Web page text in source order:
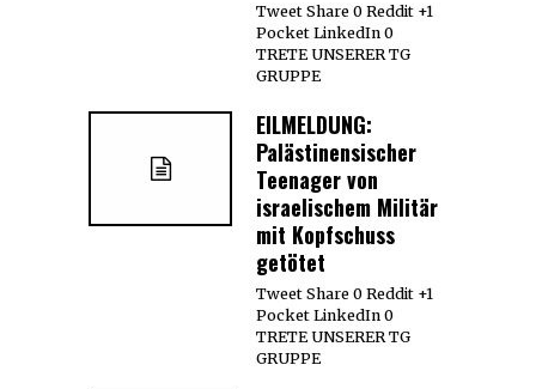
Tweet Share 0 Reddit +1
Pocket LinkedIn 0
TRETE UNSERER TG
GRUPPE
EILMELDUNG:
Palästinensischer
Teenager von
israelischem Militär
mit Kopfschuss
getötet
Tweet Share 0 Reddit +1
Pocket LinkedIn 0
TRETE UNSERER TG
GRUPPE